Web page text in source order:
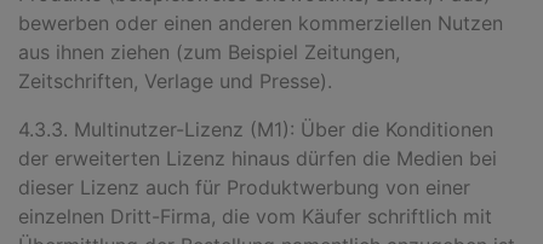
bewerben oder einen anderen kommerziellen Nutzen
aus ihnen ziehen (zum Beispiel Zeitungen,
Zeitschriften, Verlage und Presse).
4.3.3. Multinutzer-Lizenz (M1): Über die Konditionen
der erweiterten Lizenz hinaus dürfen die Medien bei
dieser Lizenz auch für Produktwerbung von einer
einzelnen Dritt-Firma, die vom Käufer schriftlich mit